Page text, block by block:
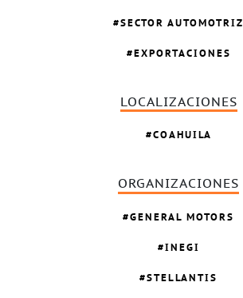
SECTOR AUTOMOTRIZ
EXPORTACIONES
LOCALIZACIONES
COAHUILA
ORGANIZACIONES
GENERAL MOTORS
INEGI
STELLANTIS